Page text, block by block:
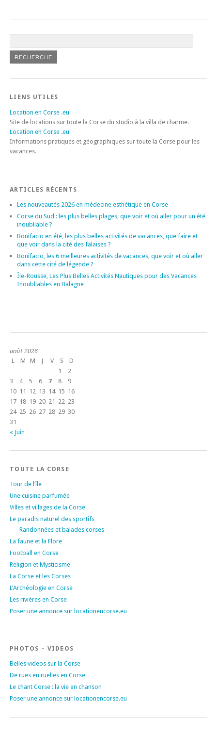
LIENS UTILES
Location en Corse .eu
Site de locations sur toute la Corse du studio à la villa de charme.
Location en Corse .eu
Informations pratiques et géographiques sur toute la Corse pour les
vacances.
ARTICLES RÉCENTS
Les nouveautés 2026 en médecine esthétique en Corse
Corse du Sud : les plus belles plages, que voir et où aller pour un été
inoubliable ?
Bonifacio en été, les plus belles activités de vacances, que faire et
que voir dans la cité des falaises ?
Bonifacio, les 6 meilleures activités de vacances, que voir et où aller
dans cette cité de légende ?
Île-Rousse, Les Plus Belles Activités Nautiques pour des Vacances
Inoubliables en Balagne
août 2026
L
M M J V S
D
1
2
3
4 5 6 7 8
9
10 11 12 13 14 15 16
17 18 19 20 21 22 23
24 25 26 27 28 29 30
31
« Juin
TOUTE LA CORSE
Tour de l’île
Une cuisine parfumée
Villes et villages de la Corse
Le paradis naturel des sportifs
Randonnées et balades corses
La faune et la Flore
Football en Corse
Religion et Mysticisme
La Corse et les Corses
L’Archéologie en Corse
Les rivières en Corse
Poser une annonce sur locationencorse.eu
PHOTOS – VIDEOS
Belles videos sur la Corse
De rues en ruelles en Corse
Le chant Corse : la vie en chanson
Poser une annonce sur locationencorse.eu